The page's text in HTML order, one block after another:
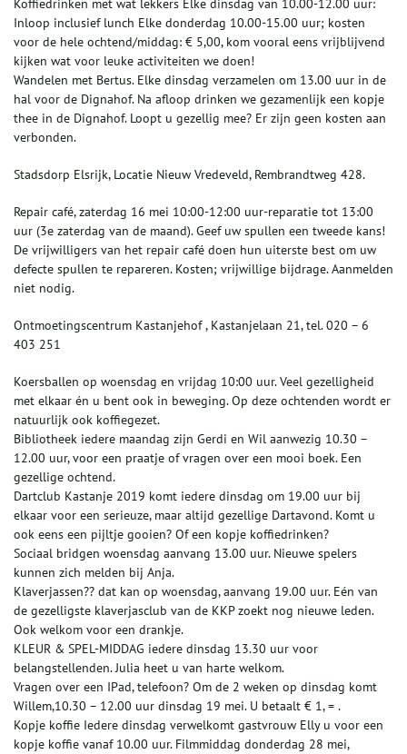
Koffiedrinken met wat lekkers Elke dinsdag van 10.00-12.00 uur:
Inloop inclusief lunch Elke donderdag 10.00-15.00 uur; kosten
voor de hele ochtend/middag: € 5,00, kom vooral eens vrijblijvend
kijken wat voor leuke activiteiten we doen!
Wandelen met Bertus. Elke dinsdag verzamelen om 13.00 uur in de
hal voor de Dignahof. Na afloop drinken we gezamenlijk een kopje
thee in de Dignahof. Loopt u gezellig mee? Er zijn geen kosten aan
verbonden.
Stadsdorp Elsrijk, Locatie Nieuw Vredeveld, Rembrandtweg 428.
Repair café, zaterdag 16 mei 10:00-12:00 uur-reparatie tot 13:00
uur (3e zaterdag van de maand). Geef uw spullen een tweede kans!
De vrijwilligers van het repair café doen hun uiterste best om uw
defecte spullen te repareren. Kosten; vrijwillige bijdrage. Aanmelden
niet nodig.
Ontmoetingscentrum Kastanjehof , Kastanjelaan 21, tel. 020 – 6
403 251
Koersballen op woensdag en vrijdag 10:00 uur. Veel gezelligheid
met elkaar én u bent ook in beweging. Op deze ochtenden wordt er
natuurlijk ook koffiegezet.
Bibliotheek iedere maandag zijn Gerdi en Wil aanwezig 10.30 –
12.00 uur, voor een praatje of vragen over een mooi boek. Een
gezellige ochtend.
Dartclub Kastanje 2019 komt iedere dinsdag om 19.00 uur bij
elkaar voor een serieuze, maar altijd gezellige Dartavond. Komt u
ook eens een pijltje gooien? Of een kopje koffiedrinken?
Sociaal bridgen woensdag aanvang 13.00 uur. Nieuwe spelers
kunnen zich melden bij Anja.
Klaverjassen?? dat kan op woensdag, aanvang 19.00 uur. Eén van
de gezelligste klaverjasclub van de KKP zoekt nog nieuwe leden.
Ook welkom voor een drankje.
KLEUR & SPEL-MIDDAG iedere dinsdag 13.30 uur voor
belangstellenden. Julia heet u van harte welkom.
Vragen over een IPad, telefoon? Om de 2 weken op dinsdag komt
Willem,10.30 – 12.00 uur dinsdag 19 mei. U betaalt € 1, = .
Kopje koffie Iedere dinsdag verwelkomt gastvrouw Elly u voor een
kopje koffie vanaf 10.00 uur. Filmmiddag donderdag 28 mei,